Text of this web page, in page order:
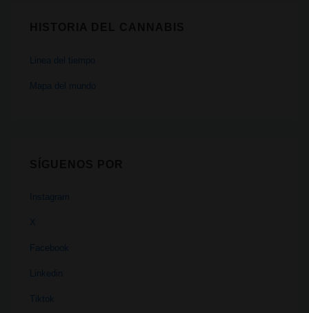
Linea del tiempo
Mapa del mundo
Instagram
X
Facebook
Linkedin
Tiktok